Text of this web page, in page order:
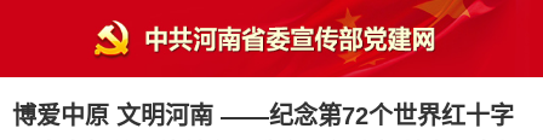
博爱中原 文明河南 ——纪念第72个世界红十字